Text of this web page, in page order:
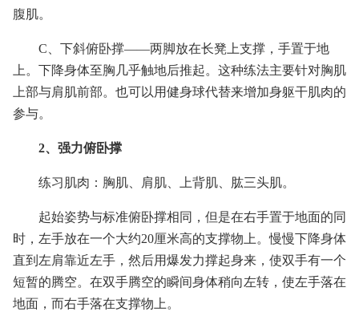
腹肌。
C、下斜俯卧撑——两脚放在长凳上支撑，手置于地
上。下降身体至胸几乎触地后推起。这种练法主要针对胸肌
上部与肩肌前部。也可以用健身球代替来增加身躯干肌肉的
参与。
2、强力俯卧撑
练习肌肉：胸肌、肩肌、上背肌、肱三头肌。
起始姿势与标准俯卧撑相同，但是在右手置于地面的同
时，左手放在一个大约20厘米高的支撑物上。慢慢下降身体
直到左肩靠近左手，然后用爆发力撑起身来，使双手有一个
短暂的腾空。在双手腾空的瞬间身体稍向左转，使左手落在
地面，而右手落在支撑物上。